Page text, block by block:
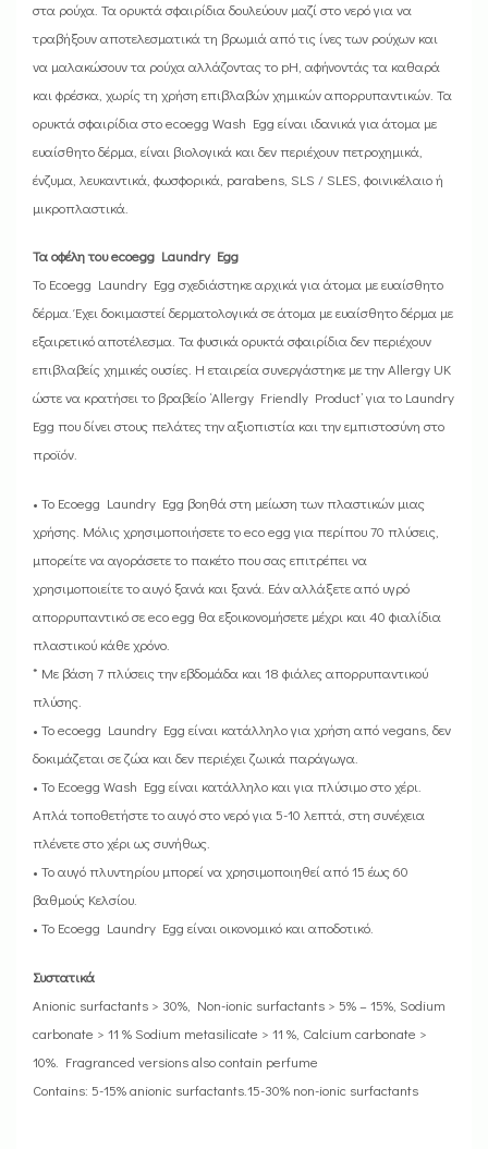
στα ρούχα. Τα ορυκτά σφαιρίδια δουλεύουν μαζί στο νερό για να
τραβήξουν αποτελεσματικά τη βρωμιά από τις ίνες των ρούχων και
να μαλακώσουν τα ρούχα αλλάζοντας το pH, αφήνοντάς τα καθαρά
και φρέσκα, χωρίς τη χρήση επιβλαβών χημικών απορρυπαντικών. Τα
ορυκτά σφαιρίδια στο ecoegg Wash Egg είναι ιδανικά για άτομα με
ευαίσθητο δέρμα, είναι βιολογικά και δεν περιέχουν πετροχημικά,
ένζυμα, λευκαντικά, φωσφορικά, parabens, SLS / SLES, φοινικέλαιο ή
μικροπλαστικά.
Τα οφέλη του ecoegg Laundry Egg
Το Ecoegg Laundry Egg σχεδιάστηκε αρχικά για άτομα με ευαίσθητο
δέρμα. Έχει δοκιμαστεί δερματολογικά σε άτομα με ευαίσθητο δέρμα με
εξαιρετικό αποτέλεσμα. Τα φυσικά ορυκτά σφαιρίδια δεν περιέχουν
επιβλαβείς χημικές ουσίες. Η εταιρεία συνεργάστηκε με την Allergy UK
ώστε να κρατήσει το βραβείο ‘Allergy Friendly Product’ για το Laundry
Egg που δίνει στους πελάτες την αξιοπιστία και την εμπιστοσύνη στο
προϊόν.
• Το Ecoegg Laundry Egg βοηθά στη μείωση των πλαστικών μιας
χρήσης. Μόλις χρησιμοποιήσετε το eco egg για περίπου 70 πλύσεις,
μπορείτε να αγοράσετε το πακέτο που σας επιτρέπει να
χρησιμοποιείτε το αυγό ξανά και ξανά. Εάν αλλάξετε από υγρό
απορρυπαντικό σε eco egg θα εξοικονομήσετε μέχρι και 40 φιαλίδια
πλαστικού κάθε χρόνο.
* Με βάση 7 πλύσεις την εβδομάδα και 18 φιάλες απορρυπαντικού
πλύσης.
• Το ecoegg Laundry Egg είναι κατάλληλο για χρήση από vegans, δεν
δοκιμάζεται σε ζώα και δεν περιέχει ζωικά παράγωγα.
• Το Ecoegg Wash Egg είναι κατάλληλο και για πλύσιμο στο χέρι.
Απλά τοποθετήστε το αυγό στο νερό για 5-10 λεπτά, στη συνέχεια
πλένετε στο χέρι ως συνήθως.
• Το αυγό πλυντηρίου μπορεί να χρησιμοποιηθεί από 15 έως 60
βαθμούς Κελσίου.
• Το Ecoegg Laundry Egg είναι οικονομικό και αποδοτικό.
Συστατικά
Anionic surfactants > 30%, Non-ionic surfactants > 5% – 15%, Sodium
carbonate > 11 % Sodium metasilicate > 11 %, Calcium carbonate >
10%. Fragranced versions also contain perfume
Contains: 5-15% anionic surfactants.15-30% non-ionic surfactants